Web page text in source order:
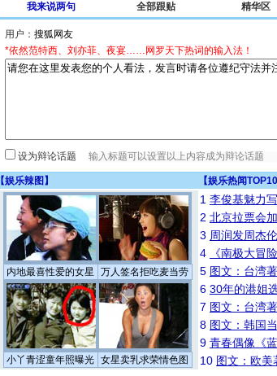
我来说两句 全部跟贴 精华区
用户：
*依然范特西、刘亦菲、夜宴……网罗天下热词的输入法！
设为辩论话题
【娱乐辣图 】 【娱乐热闻TOP10
内地最喜性爱的女星 万人签名拒吃麦当劳
小丫青涩童年照曝光 女星卖乳求荣情色图
1 李俊基魅力
2 北京拉票会
3 周润发周杰
4
《南极大冒
5 图文：台湾
6 30年的港姐
7 图文：台湾
8 图文：韩国
9 青春偶像《
10 图文：欧美